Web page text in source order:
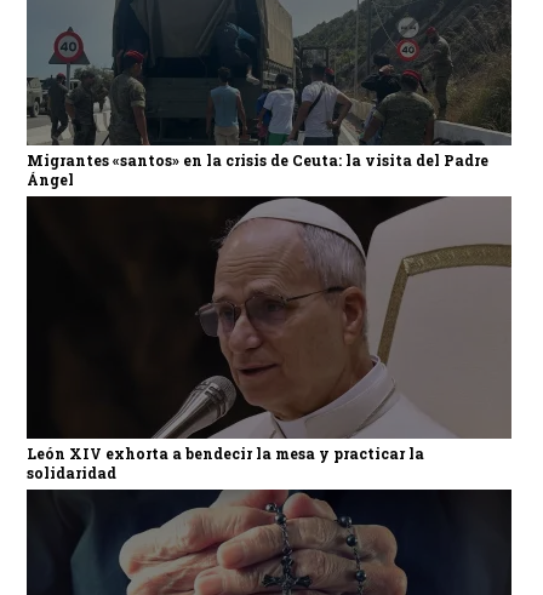
Migrantes «santos» en la crisis de Ceuta: la visita del Padre
Ángel
León XIV exhorta a bendecir la mesa y practicar la
solidaridad